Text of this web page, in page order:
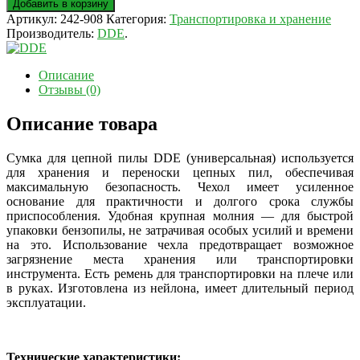
Добавить в корзину
Артикул: 242-908 Категория: Транспортировка и хранение
Производитель: DDE.
Описание
Отзывы (0)
Описание товара
Сумка для цепной пилы DDE (универсальная) используется
для хранения и переноски цепных пил, обеспечивая
максимальную безопасность. Чехол имеет усиленное
основание для практичности и долгого срока службы
приспособления. Удобная крупная молния — для быстрой
упаковки бензопилы, не затрачивая особых усилий и времени
на это. Использование чехла предотвращает возможное
загрязнение места хранения или транспортировки
инструмента. Есть ремень для транспортировки на плече или
в руках. Изготовлена из нейлона, имеет длительный период
эксплуатации.
Технические характеристики: